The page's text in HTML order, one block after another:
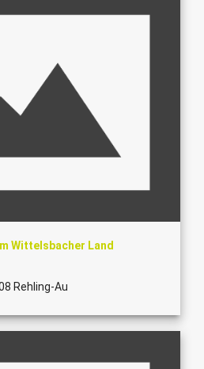
Wittelsbacher Land
Rehling-Au